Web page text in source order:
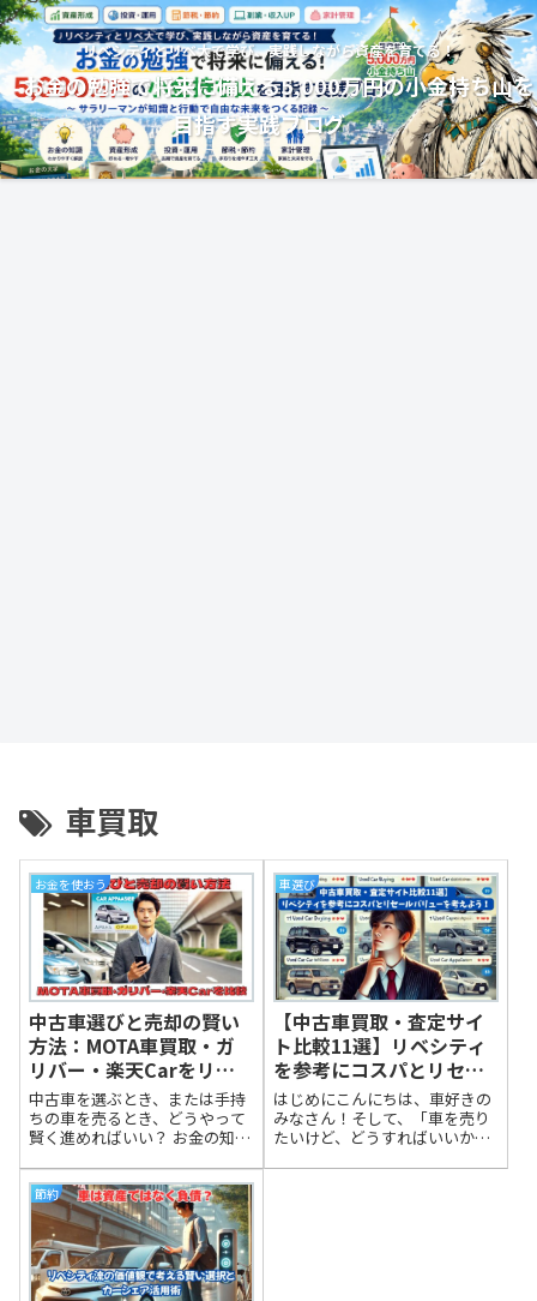
リベシティとリベ大で学び、実践しながら資産を育てる！
お金の勉強で将来に備える5,000万円の小金持ち山を
目指す実践ブログ
車買取
お金を使おう
中古車選びと売却の賢い
方法：MOTA車買取・ガ
リバー・楽天Carをリベ
シティ流で比較
中古車を選ぶとき、または手持
ちの車を売るとき、どうやって
賢く進めればいい？ お金の知識
す「リベシティ」の考え方をベ
ースに、MOTA車買取、ガリバ
ー、楽天Car車買取の3つのサー
ビスを徹底比較！
車選び
【中古車買取・査定サイ
ト比較11選】リベシティ
を参考にコスパとリセー
ルバリューを考えよう！
はじめにこんにちは、車好きの
みなさん！そして、「車を売り
たいけど、どうすればいいか分
さんも大歓迎です！中古車を売
節約